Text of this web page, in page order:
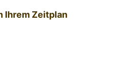
Ihrem Zeitplan